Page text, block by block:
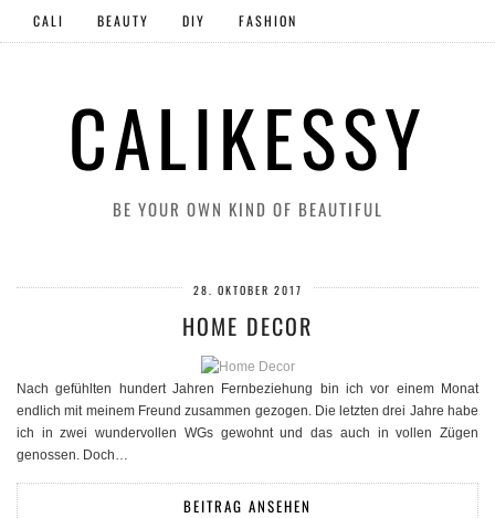
CALIKESSY
BE YOUR OWN KIND OF BEAUTIFUL
CALI BEAUTY DIY FASHION
28. OKTOBER 2017
HOME DECOR
Nach gefühlten hundert Jahren Fernbeziehung bin ich vor einem Monat
endlich mit meinem Freund zusammen gezogen. Die letzten drei Jahre habe
ich in zwei wundervollen WGs gewohnt und das auch in vollen Zügen
genossen. Doch…
BEITRAG ANSEHEN